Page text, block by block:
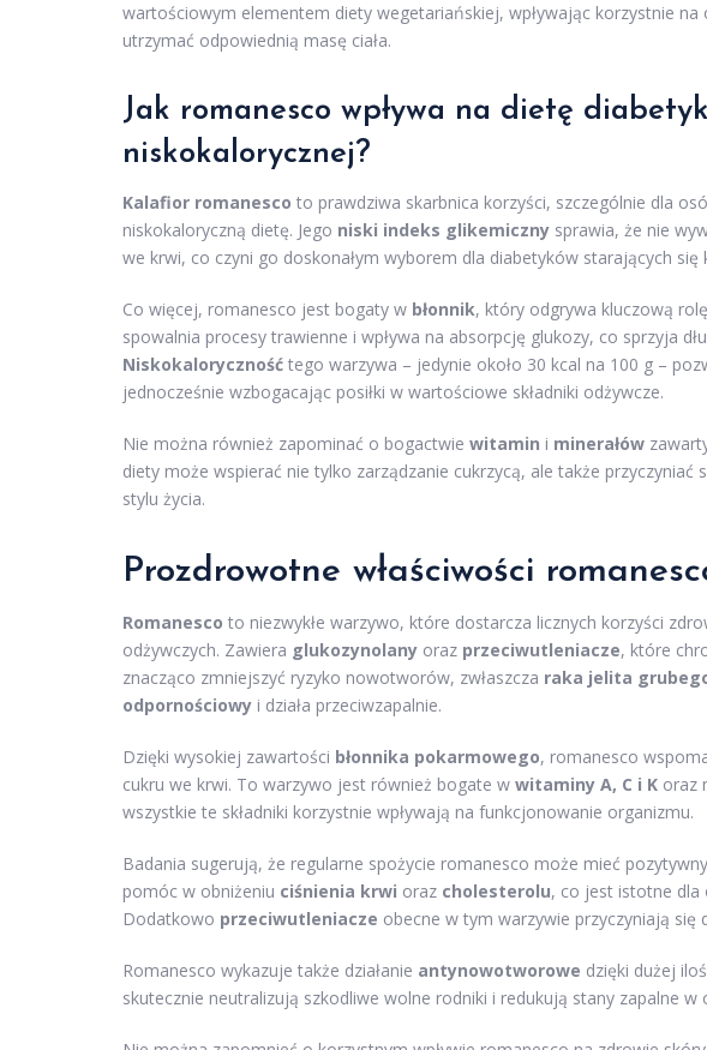
wartościowym elementem diety wegetariańskiej, wpływając korzystnie
utrzymać odpowiednią masę ciała.
Jak romanesco wpływa na dietę
niskokalorycznej?
Kalafior romanesco to prawdziwa skarbnica korzyści, szczególnie dla
niskokaloryczną dietę. Jego niski indeks glikemiczny sprawia, że nie
we krwi, co czyni go doskonałym wyborem dla diabetyków starających
Co więcej, romanesco jest bogaty w błonnik, który odgrywa kluczową
spowalnia procesy trawienne i wpływa na absorpcję glukozy, co sprzyja
Niskokaloryczność tego warzywa – jedynie około 30 kcal na 100 g –
jednocześnie wzbogacając posiłki w wartościowe składniki odżywcze.
Nie można również zapominać o bogactwie witamin i minerałów
diety może wspierać nie tylko zarządzanie cukrzycą, ale także
stylu życia.
Prozdrowotne właściwości
Romanesco to niezwykłe warzywo, które dostarcza licznych korzyści
odżywczych. Zawiera glukozynolany oraz przeciwutleniacze, które
znacząco zmniejszyć ryzyko nowotworów, zwłaszcza raka jelita
odpornościowy i działa przeciwzapalnie.
Dzięki wysokiej zawartości błonnika pokarmowego, romanesco
cukru we krwi. To warzywo jest również bogate w witaminy A, C i K oraz
wszystkie te składniki korzystnie wpływają na funkcjonowanie organizmu.
Badania sugerują, że regularne spożycie romanesco może mieć
pomóc w obniżeniu ciśnienia krwi oraz cholesterolu, co jest istotne dla
Dodatkowo przeciwutleniacze obecne w tym warzywie przyczyniają
Romanesco wykazuje także działanie antynowotworowe dzięki dużej
skutecznie neutralizują szkodliwe wolne rodniki i redukują stany zapalne w